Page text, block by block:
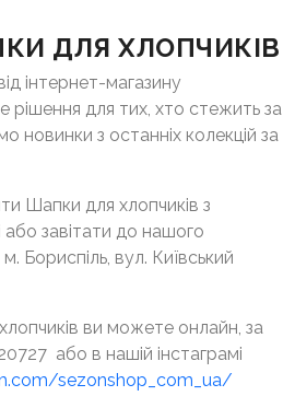
ДЛЯ ХЛОПЧИКІВ
інтернет-магазину
рішення для тих, хто стежить за
з останніх колекцій за
Шапки для хлопчиків з
завітати до нашого
Бориспіль, вул. Київський
ви можете онлайн, за
або в нашій інстаграмі
sezonshop_com_ua/